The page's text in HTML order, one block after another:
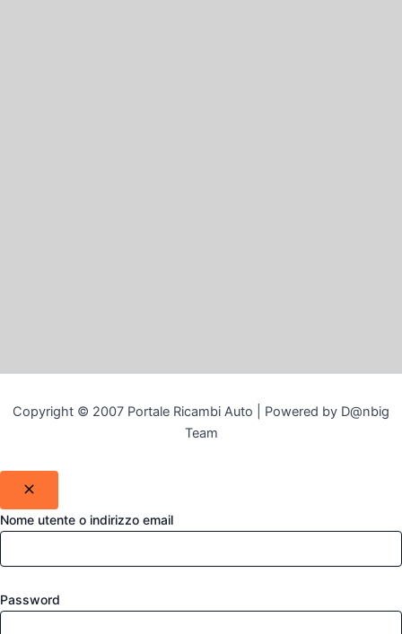
Copyright © 2007 Portale Ricambi Auto | Powered by D@nbig
Team
Nome utente o indirizzo email
Password